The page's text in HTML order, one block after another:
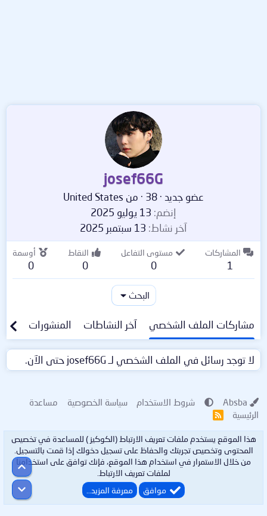
josef66G
عضو جديد ·
· من United States
إنضم 13 يوليو 2025
آخر نشاط 13 سبتمبر 2025
المشاركات
1
مستوى التفاعل
0
النقاط
0
أوسمة
0
البحث
مشاركات الملف الشخصي آخر النشاطات المنشورات
لا توجد رسائل في الملف الشخصي لـ josef66G حتى الآن.
شروط الاستخدام سياسة الخصوصية
مساعدة
الرئيسية
R
هذا الموقع يستخدم ملفات تعريف الارتباط (الكوكيز ) للمساعدة في تخصيص
المحتوى وتخصيص تجربتك والحفاظ على تسجيل دخولك إذا قمت بالتسجيل.
من خلال الاستمرار في استخدام هذا الموقع، فإنك توافق على استخدامنا
لملفات تعريف الارتباط.
موافق
معرفة المزيد…
أعلى